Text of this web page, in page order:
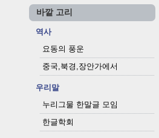
바깥 고리
역사
요동의 풍운
중국,북경,장안가에서
우리말
누리그물 한말글 모임
한글학회